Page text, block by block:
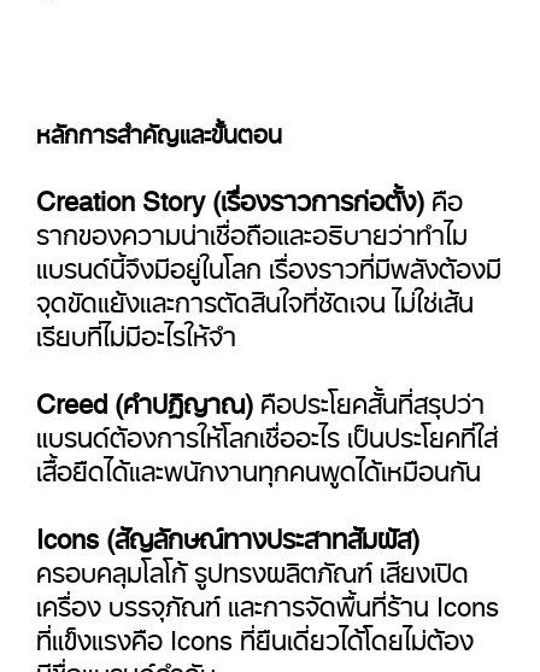
หลักการสำคัญและขั้นตอน
Creation Story (เรื่องราวการก่อตั้ง)คือ
รากของความน่าเชื่อถือและอธิบายว่าทำไม
แบรนด์นี้จึงมีอยู่ในโลก เรื่องราวที่มีพลังต้องมี
จุดขัดแย้งและการตัดสินใจที่ชัดเจน ไม่ใช่เส้น
เรียบที่ไม่มีอะไรให้จำ
Creed (คำปฏิญาณ)คือประโยคสั้นที่สรุปว่า
แบรนด์ต้องการให้โลกเชื่ออะไร เป็นประโยคที่ใส่
เสื้อยืดได้และพนักงานทุกคนพูดได้เหมือนกัน
Icons (สัญลักษณ์ทางประสาทสัมผัส)
ครอบคลุมโลโก้ รูปทรงผลิตภัณฑ์ เสียงเปิด
เครื่อง บรรจุภัณฑ์ และการจัดพื้นที่ร้าน Icons
ที่แข็งแรงคือ Icons ที่ยืนเดี่ยวได้โดยไม่ต้อง